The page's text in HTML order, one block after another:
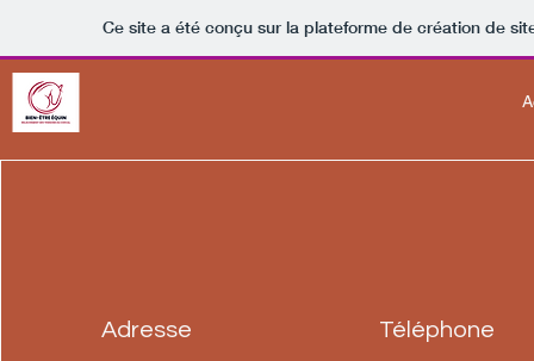
Ce site a été conçu sur la plateforme de création de
Adresse Téléphone